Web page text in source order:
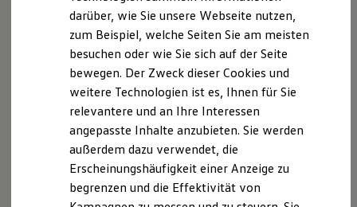
Laden unterwegs
Laden Zuhause
Ladestationen finden
Ladezeitensimulator
Sicherheit
Garantie und Lebensdauer
Nachhaltigkeit
Kosten und Kauf
Verbrauchskosten
Kaufoptionen
E-Auto-Förderung
Software und Konnektivität
Ausstattungen können in einzelnen Details vom aktuellen
deutschen Lieferprogramm abweichen. Abgebildet sind
teilweise Sonderausstattungen der Fahrzeuge gegen
Mehrpreis.
Bitte beachten Sie auch unseren Konfigurator für eine
Übersicht der aktuell verfügbaren Modelle und Ausstattungen.
Die angegebenen Verbrauchs- und Emissionswerte beziehen
sich nicht auf ein einzelnes Fahrzeug und sind nicht Bestandteil
des Angebots, sondern dienen allein Vergleichszwecken
zwischen den verschiedenen Fahrzeugtypen.
Zusatzausstattungen undZubehör(Anbauteile, Reifenformat
darüber, wie Sie unsere Webseite nutzen,
zum Beispiel, welche Seiten Sie am meisten
besuchen oder wie Sie sich auf der Seite
bewegen. Der Zweck dieser Cookies und
weitere Technologien ist es, Ihnen für Sie
relevantere und an Ihre Interessen
angepasste Inhalte anzubieten. Sie werden
außerdem dazu verwendet, die
Erscheinungshäufigkeit einer Anzeige zu
begrenzen und die Effektivität von